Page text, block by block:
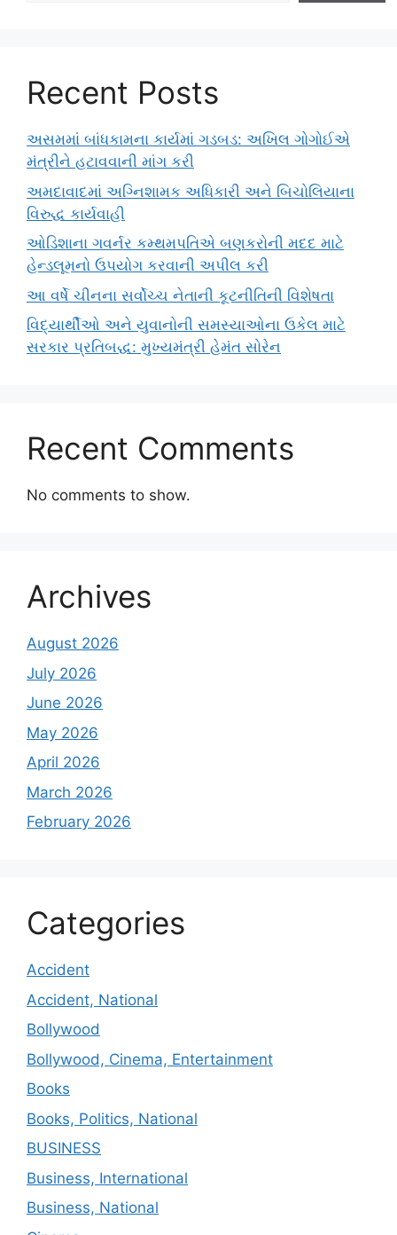
Recent Posts
અસમમાં બાંધકામના કાર્યમાં ગડબડ: અખિલ ગોગોઈએ
મંત્રીને હટાવવાની માંગ કરી
અમદાવાદમાં અગ્નિશામક અધિકારી અને બિચોલિયાના
વિરુદ્ધ કાર્યવાહી
ઓડિશાના ગવર્નર કમ્થમપતિએ બણકરોની મદદ માટે
હેન્ડલૂમનો ઉપયોગ કરવાની અપીલ કરી
આ વર્ષે ચીનના સર્વોચ્ચ નેતાની કૂટનીતિની વિશેષતા
વિદ્યાર્થીઓ અને યુવાનોની સમસ્યાઓના ઉકેલ માટે
સરકાર પ્રતિબદ્ધ: મુખ્યમંત્રી હેમંત સોરેન
Recent Comments
No comments to show.
Archives
August 2026
July 2026
June 2026
May 2026
April 2026
March 2026
February 2026
Categories
Accident
Accident, National
Bollywood
Bollywood, Cinema, Entertainment
Books
Books, Politics, National
BUSINESS
Business, International
Business, National